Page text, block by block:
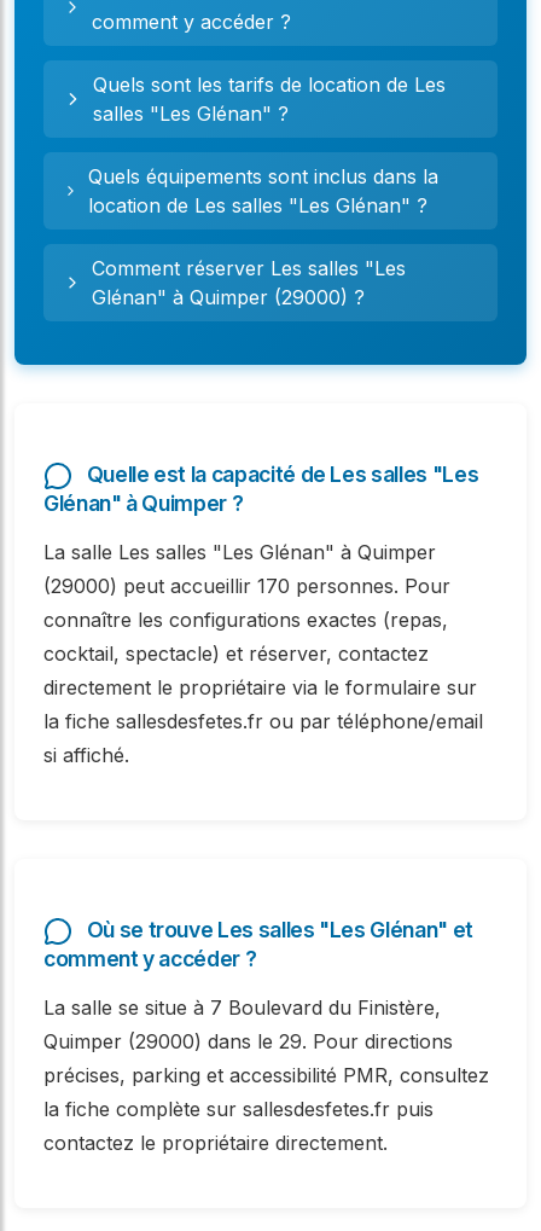
comment y accéder ?
Quels sont les tarifs de location de Les
salles "Les Glénan" ?
Quels équipements sont inclus dans la
location de Les salles "Les Glénan" ?
Comment réserver Les salles "Les
Glénan" à Quimper (29000) ?
Quelle est la capacité de Les salles "Les
Glénan" à Quimper ?
La salle Les salles "Les Glénan" à Quimper
(29000) peut accueillir 170 personnes. Pour
connaître les configurations exactes (repas,
cocktail, spectacle) et réserver, contactez
directement le propriétaire via le formulaire sur
la fiche sallesdesfetes.fr ou par téléphone/email
si affiché.
Où se trouve Les salles "Les Glénan" et
comment y accéder ?
La salle se situe à 7 Boulevard du Finistère,
Quimper (29000) dans le 29. Pour directions
précises, parking et accessibilité PMR, consultez
la fiche complète sur sallesdesfetes.fr puis
contactez le propriétaire directement.